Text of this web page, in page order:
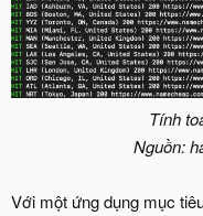
Tính
Nguồn:
Với một ứng dụng mục